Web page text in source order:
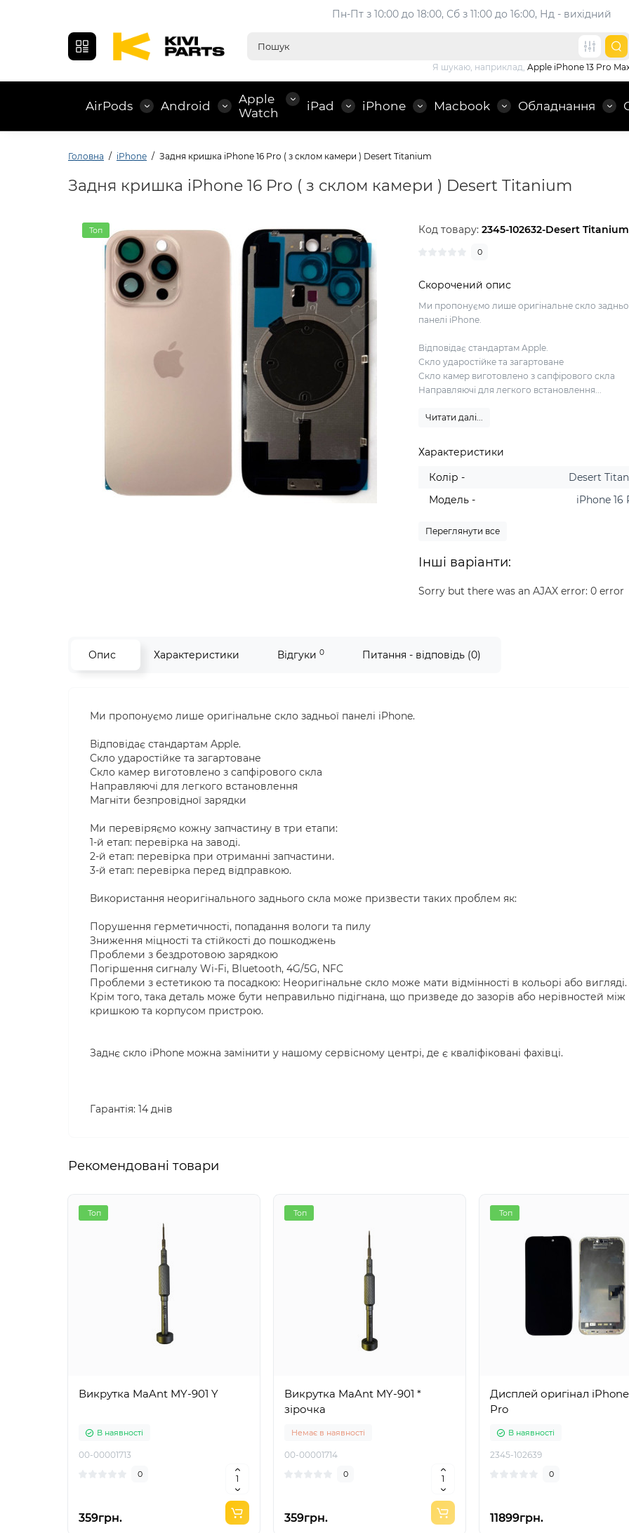
Пн-Пт з 10:00 до 18:00, Сб з 11:00 до 16:00, Нд - вихідний
Я шукаю, наприклад, Apple iPhone 13 Pro
AirPods Android
Apple
Watch
iPad iPhone Macbook Обладнання
Головна iPhone Задня кришка iPhone 16 Pro ( з склом камери ) Desert Titanium
Задня кришка iPhone 16 Pro ( з склом камери ) Desert Titanium
Топ Код товару:2345-102632-Desert Titanium
0
Скорочений опис
Ми пропонуємо лише оригінальне скло
панелі iPhone.
Відповідає стандартам Apple.
Скло ударостійке та загартоване
Скло камер виготовлено з сапфірового скла
Направляючі для легкого встановлення...
Читати далі...
Характеристики
Колір -
Desert
Модель -
iPhone 16
Переглянути все
Інші варіанти:
Sorry but there was an AJAX error: 0 error
Опис Характеристики Відгуки 0 Питання - відповідь (0)
Ми пропонуємо лише оригінальне скло задньої панелі iPhone.
Відповідає стандартам Apple.
Скло ударостійке та загартоване
Скло камер виготовлено з сапфірового скла
Направляючі для легкого встановлення
Магніти безпровідної зарядки
Ми перевіряємо кожну запчастину в три етапи:
1-й етап: перевірка на заводі.
2-й етап: перевірка при отриманні запчастини.
3-й етап: перевірка перед відправкою.
Використання неоригінального заднього скла може призвести таких проблем як:
Порушення герметичності, попадання вологи та пилу
Зниження міцності та стійкості до пошкоджень
Проблеми з бездротовою зарядкою
Погіршення сигналу Wi-Fi, Bluetooth, 4G/5G, NFC
Проблеми з естетикою та посадкою: Неоригінальне скло може мати відмінності в кольорі або вигляді.
Крім того, така деталь може бути неправильно підігнана, що призведе до зазорів або нерівностей між
кришкою та корпусом пристрою.
Заднє скло iPhone можна замінити у нашому сервісному центрі, де є кваліфіковані фахівці.
Гарантія: 14 днів
Рекомендовані товари
Топ
Викрутка MaAnt MY-901 Y
В наявності
00-00001713
0
359грн.
Топ
Викрутка MaAnt MY-901 *
зірочка
Немає в наявності
00-00001714
0
359грн.
Топ
Дисплей оригінал iPhone
Pro
В наявності
2345-102639
0
11899грн.